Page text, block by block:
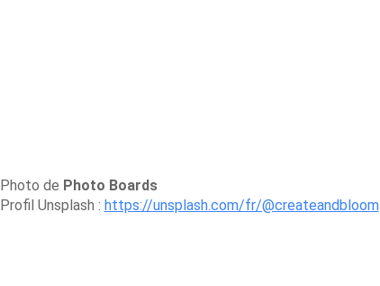
Photo de Photo Boards
Profil Unsplash : https://unsplash.com/fr/@createandbloom